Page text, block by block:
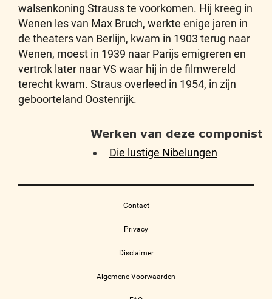
walsenkoning Strauss te voorkomen. Hij kreeg in
Wenen les van Max Bruch, werkte enige jaren in
de theaters van Berlijn, kwam in 1903 terug naar
Wenen, moest in 1939 naar Parijs emigreren en
vertrok later naar VS waar hij in de filmwereld
terecht kwam. Straus overleed in 1954, in zijn
geboorteland Oostenrijk.
Werken van deze componist
Die lustige Nibelungen
Contact
Privacy
Disclaimer
Algemene Voorwaarden